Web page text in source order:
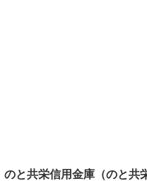
のと共栄信用金庫（のと共